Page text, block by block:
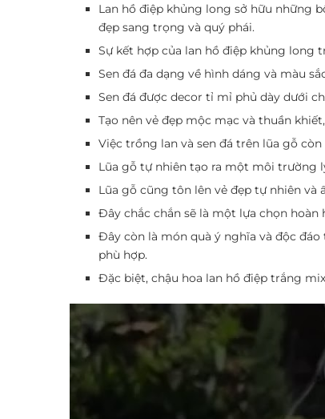
Lan hồ điệp khủng long sở hữu những
đẹp sang trọng và quý phái.
Sự kết hợp của lan hồ điệp khủng long
Sen đá đa dạng về hình dáng và màu
Sen đá được decor tỉ mỉ phủ dày dưới
Tạo nên vẻ đẹp mộc mạc và thuần
Việc trồng lan và sen đá trên lũa gỗ
Lũa gỗ tự nhiên tạo ra một môi trường
Lũa gỗ cũng tôn lên vẻ đẹp tự nhiên
Đây chắc chắn sẽ là một lựa chọn
Đây còn là món quà ý nghĩa và độc
phù hợp.
Đặc biệt, chậu hoa lan hồ điệp trắng